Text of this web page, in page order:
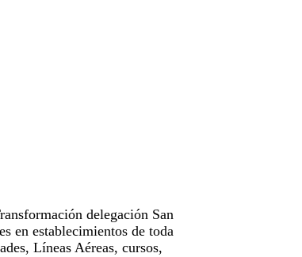
delegación San
en establecimientos de toda
Líneas Aéreas, cursos,